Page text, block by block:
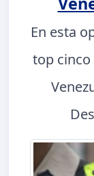
En esta
top cinco